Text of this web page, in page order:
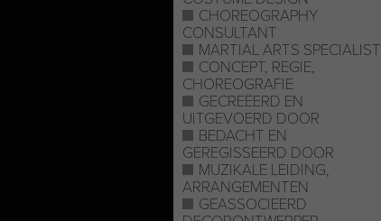
CHOREOGRAPHY
CONSULTANT
MARTIAL ARTS SPECIALIST
CONCEPT, REGIE,
CHOREOGRAFIE
GECREËERD EN
UITGEVOERD DOOR
BEDACHT EN
GEREGISSEERD DOOR
MUZIKALE LEIDING,
ARRANGEMENTEN
GEASSOCIEERD